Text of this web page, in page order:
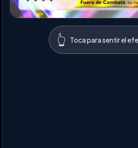
👆 Toca para sentir el